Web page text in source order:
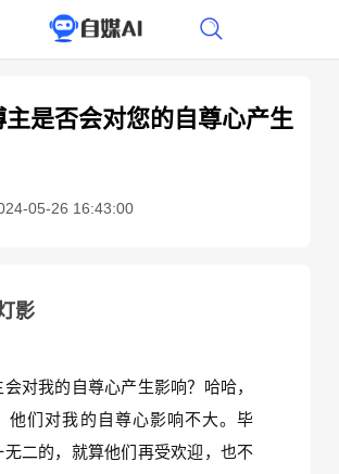
是否会对您的自尊心产生
05-26 16:43:00
影
对我的自尊心产生影响？哈哈，
他们对我的自尊心影响不大。毕
二的，就算他们再受欢迎，也不